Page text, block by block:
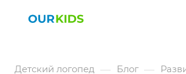
Детский логопед — Блог —